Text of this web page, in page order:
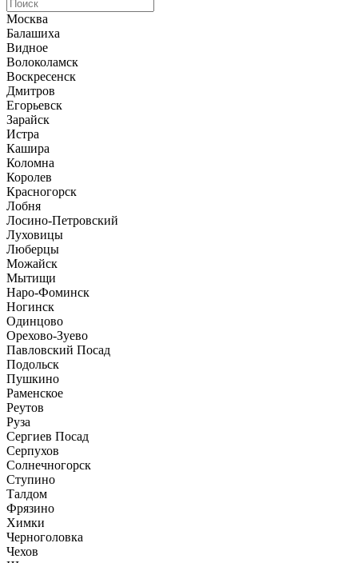
Москва
Балашиха
Видное
Волоколамск
Воскресенск
Дмитров
Егорьевск
Зарайск
Истра
Кашира
Коломна
Королев
Красногорск
Лобня
Лосино-Петровский
Луховицы
Люберцы
Можайск
Мытищи
Наро-Фоминск
Ногинск
Одинцово
Орехово-Зуево
Павловский Посад
Подольск
Пушкино
Раменское
Реутов
Руза
Сергиев Посад
Серпухов
Солнечногорск
Ступино
Талдом
Фрязино
Химки
Черноголовка
Чехов